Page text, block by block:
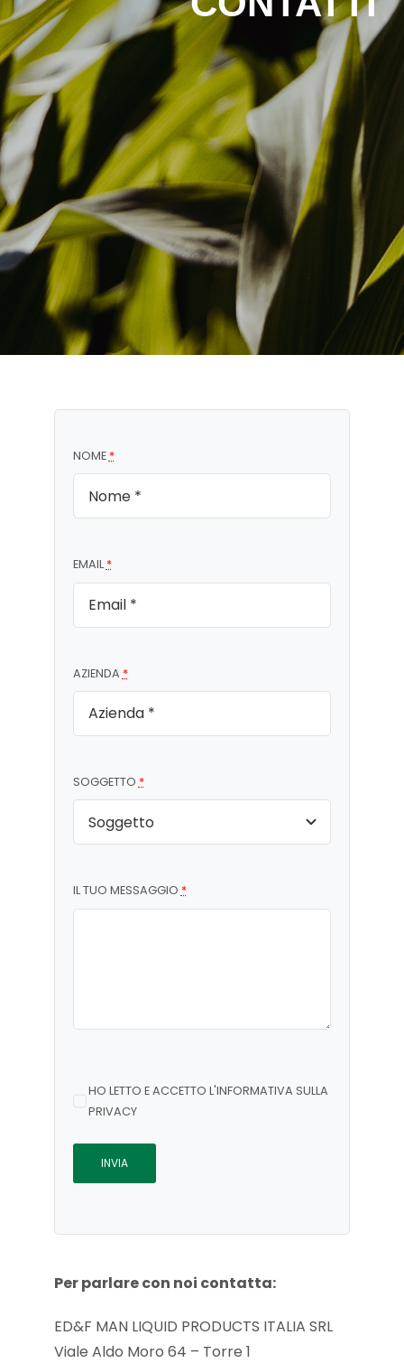
Lavora con noi
Contatti
NOME *
EMAIL *
AZIENDA *
SOGGETTO *
IL TUO MESSAGGIO *
HO LETTO E ACCETTO L'INFORMATIVA SULLA
PRIVACY
INVIA
Per parlare con noi contatta:
ED&F MAN LIQUID PRODUCTS ITALIA SRL
Viale Aldo Moro 64 – Torre 1